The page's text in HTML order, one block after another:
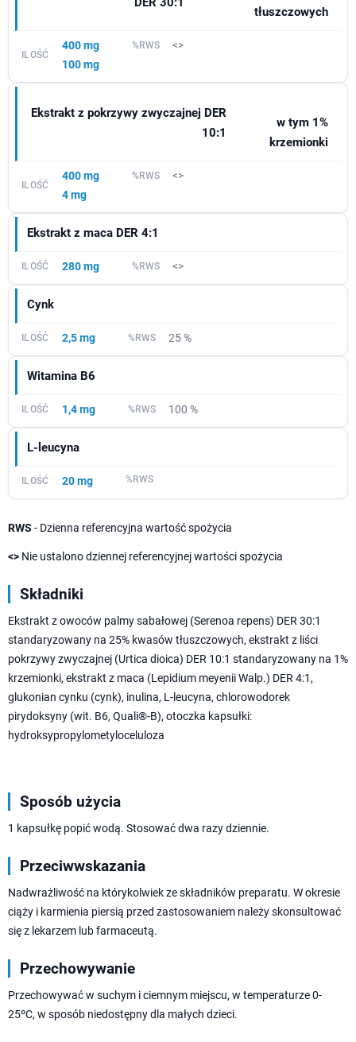
tłuszczowych
400 mg
100 mg
<>
Ekstrakt z pokrzywy zwyczajnej DER
10:1
w tym 1%
krzemionki
400 mg
4 mg
<>
Ekstrakt z maca DER 4:1
280 mg <>
Cynk
2,5 mg 25 %
Witamina B6
1,4 mg 100 %
L-leucyna
20 mg
RWS - Dzienna referencyjna wartość spożycia
<> Nie ustalono dziennej referencyjnej wartości spożycia
Składniki
Ekstrakt z owoców palmy sabałowej (Serenoa repens) DER 30:1
standaryzowany na 25% kwasów tłuszczowych, ekstrakt z liści
pokrzywy zwyczajnej (Urtica dioica) DER 10:1 standaryzowany na 1%
krzemionki, ekstrakt z maca (Lepidium meyenii Walp.) DER 4:1,
glukonian cynku (cynk), inulina, L-leucyna, chlorowodorek
pirydoksyny (wit. B6, Quali®-B), otoczka kapsułki:
hydroksypropylometyloceluloza
Sposób użycia
1 kapsułkę popić wodą. Stosować dwa razy dziennie.
Przeciwwskazania
Nadwrażliwość na którykolwiek ze składników preparatu. W okresie
ciąży i karmienia piersią przed zastosowaniem należy skonsultować
się z lekarzem lub farmaceutą.
Przechowywanie
Przechowywać w suchym i ciemnym miejscu, w temperaturze 0-
25ºC, w sposób niedostępny dla małych dzieci.